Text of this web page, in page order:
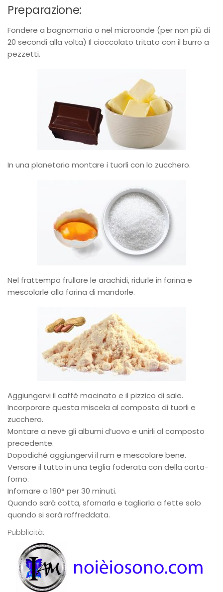
Preparazione:
Fondere a bagnomaria o nel microonde (per non più di
20 secondi alla volta) Il cioccolato tritato con il burro a
pezzetti.
In una planetaria montare i tuorli con lo zucchero.
Nel frattempo frullare le arachidi, ridurle in farina e
mescolarle alla farina di mandorle.
Aggiungervi il caffè macinato e il pizzico di sale.
Incorporare questa miscela al composto di tuorli e
zucchero.
Montare a neve gli albumi d’uovo e unirli al composto
precedente.
Dopodiché aggiungervi il rum e mescolare bene.
Versare il tutto in una teglia foderata con della carta-
forno.
Infornare a 180° per 30 minuti.
Quando sarà cotta, sfornarla e tagliarla a fette solo
quando si sarà raffreddata.
Pubblicità: